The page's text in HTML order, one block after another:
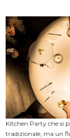
Kitchen Party che si
tradizionale, ma un